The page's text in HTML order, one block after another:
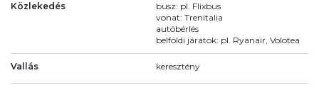
Közlekedés
busz: pl. Flixbus
vonat: Trenitalia
autóbérlés
belföldi járatok: pl. Ryanair, Volotea
Vallás keresztény